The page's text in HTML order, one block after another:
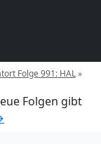
Folge 991: HAL»
Folgen gibt